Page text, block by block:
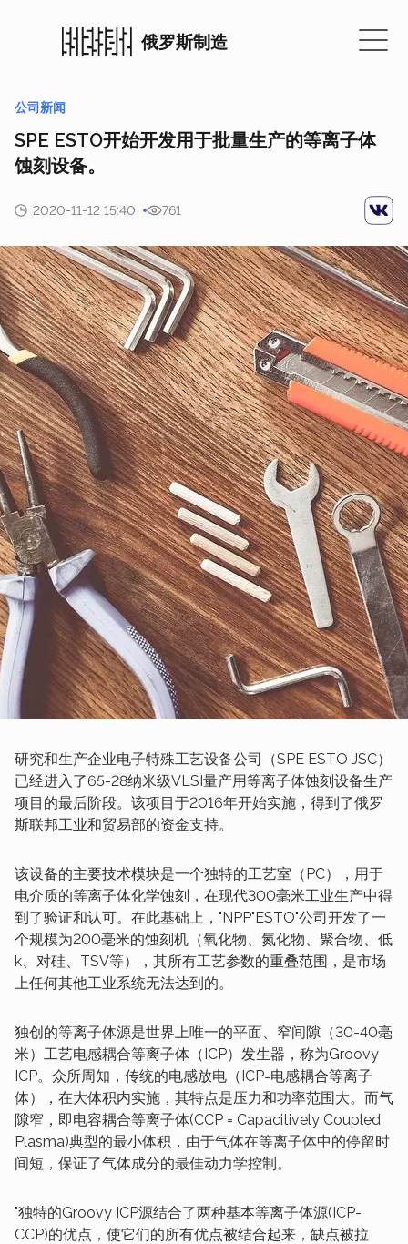
俄罗斯制造
公司新闻
SPE ESTO开始开发用于批量生产的等离子体
蚀刻设备。
2020-11-12 15:40 761
研究和生产企业电子特殊工艺设备公司（SPE ESTO JSC）
已经进入了65-28纳米级VLSI量产用等离子体蚀刻设备生产
项目的最后阶段。该项目于2016年开始实施，得到了俄罗
斯联邦工业和贸易部的资金支持。
该设备的主要技术模块是一个独特的工艺室（PC），用于
电介质的等离子体化学蚀刻，在现代300毫米工业生产中得
到了验证和认可。在此基础上，"NPP"ESTO"公司开发了一
个规模为200毫米的蚀刻机（氧化物、氮化物、聚合物、低
k、对硅、TSV等），其所有工艺参数的重叠范围，是市场
上任何其他工业系统无法达到的。
独创的等离子体源是世界上唯一的平面、窄间隙（30-40毫
米）工艺电感耦合等离子体（ICP）发生器，称为Groovy
ICP。众所周知，传统的电感放电（ICP=电感耦合等离子
体），在大体积内实施，其特点是压力和功率范围大。而气
隙窄，即电容耦合等离子体(CCP = Capacitively Coupled
Plasma)典型的最小体积，由于气体在等离子体中的停留时
间短，保证了气体成分的最佳动力学控制。
"独特的Groovy ICP源结合了两种基本等离子体源(ICP-
CCP)的优点，使它们的所有优点被结合起来，缺点被拉